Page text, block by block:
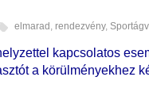
elmarad , rendezvény,
kapcsolatos
a körülményekhez